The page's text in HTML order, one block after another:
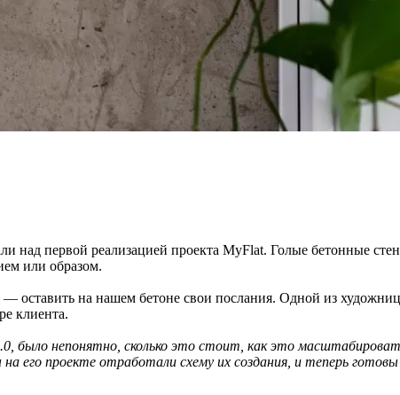
над первой реализацией проекта MyFlat. Голые бетонные
или образом.
на нашем бетоне свои послания. Одной из художниц
клиента.
было непонятно, сколько это стоит, как это
его проекте отработали схему их создания, и теперь